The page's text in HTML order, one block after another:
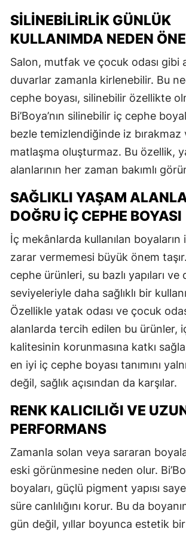
SILINEBILIRLIK GÜNLÜK
KULLANIMDA NEDEN
Salon, mutfak ve çocuk odası gibi
duvarlar zamanla kirlenebilir. Bu
cephe boyası, silinebilir özellikte
Bi’Boya’nın silinebilir iç cephe
bezle temizlendiğinde iz bırakmaz
matlaşma oluşturmaz. Bu özellik,
alanlarının her zaman bakımlı
SAĞLIKLI YAŞAM
DOĞRU İÇ CEPHE BOYASI
İç mekânlarda kullanılan boyaların
zarar vermemesi büyük önem
cephe ürünleri, su bazlı yapıları ve
seviyeleriyle daha sağlıklı bir
Özellikle yatak odası ve çocuk
alanlarda tercih edilen bu ürünler,
kalitesinin korunmasına katkı
en iyi iç cephe boyası tanımını
değil, sağlık açısından da karşılar.
RENK KALICILIĞI VE
PERFORMANS
Zamanla solan veya sararan
eski görünmesine neden olur.
boyaları, güçlü pigment yapısı
süre canlılığını korur. Bu da
gün değil, yıllar boyunca estetik